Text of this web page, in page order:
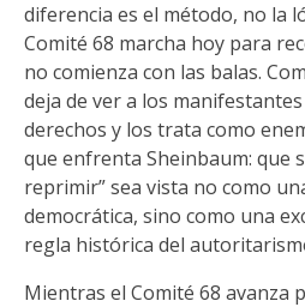
diferencia es el método, no la
Comité 68 marcha hoy para
no comienza con las balas.
deja de ver a los
derechos y los trata como
que enfrenta Sheinbaum: que
reprimir” sea vista no como
democrática, sino como una
regla histórica del
Mientras el Comité 68 avanza